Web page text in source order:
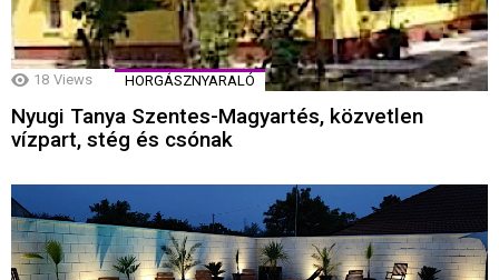
18 Views HORGÁSZNYARALÓ
Nyugi Tanya Szentes-Magyartés, közvetlen
vízpart, stég és csónak